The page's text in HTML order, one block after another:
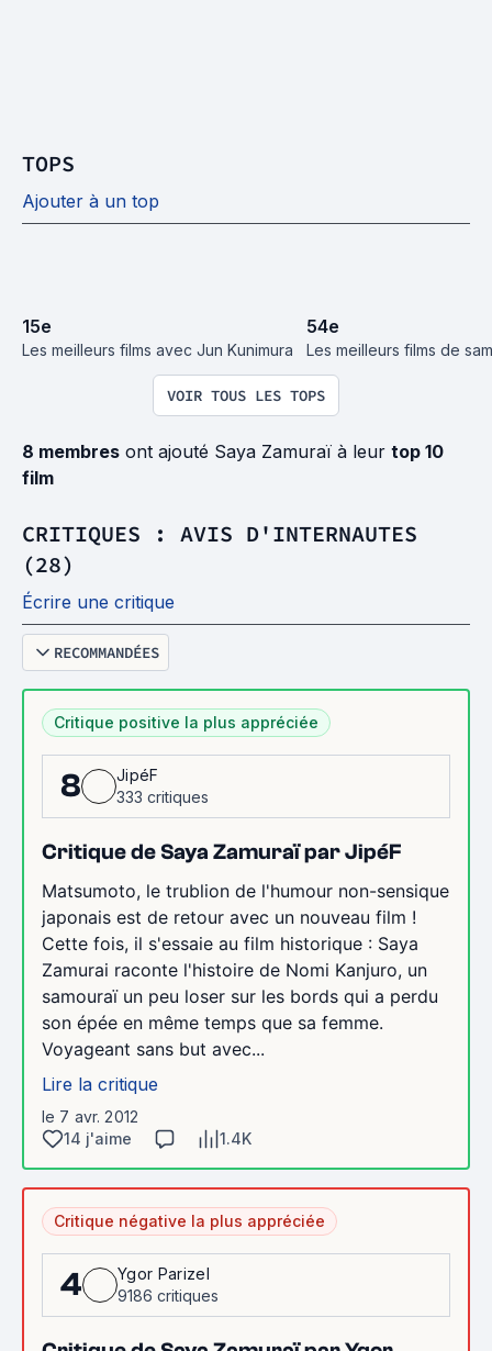
TOPS
Ajouter à un top
15e
Les meilleurs films avec Jun Kunimura
54e
Les meilleurs films de
VOIR TOUS LES TOPS
8 membres ont ajouté Saya Zamuraï à leur top 10
film
CRITIQUES : AVIS D'INTERNAUTES
(28)
Écrire une critique
RECOMMANDÉES
Critique positive la plus appréciée
8
JipéF
333 critiques
Critique de Saya Zamuraï par JipéF
Matsumoto, le trublion de l'humour non-sensique
japonais est de retour avec un nouveau film !
Cette fois, il s'essaie au film historique : Saya
Zamurai raconte l'histoire de Nomi Kanjuro, un
samouraï un peu loser sur les bords qui a perdu
son épée en même temps que sa femme.
Voyageant sans but avec...
Lire la critique
le 7 avr. 2012
14 j'aime
1.4K
Critique négative la plus appréciée
4
Ygor Parizel
9186 critiques